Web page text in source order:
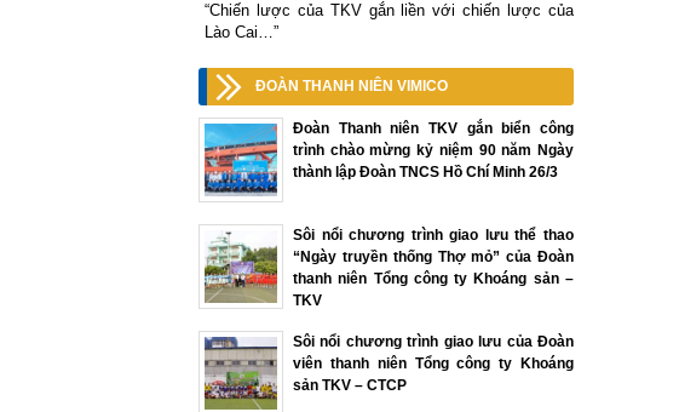
“Chiến lược của TKV gắn liền với chiến lược của
Lào Cai…”
ĐOÀN THANH NIÊN VIMICO
Đoàn Thanh niên TKV gắn biển công
trình chào mừng kỷ niệm 90 năm Ngày
thành lập Đoàn TNCS Hồ Chí Minh 26/3
Sôi nổi chương trình giao lưu thể thao
“Ngày truyền thống Thợ mỏ” của Đoàn
thanh niên Tổng công ty Khoáng sản –
TKV
Sôi nổi chương trình giao lưu của Đoàn
viên thanh niên Tổng công ty Khoáng
sản TKV – CTCP